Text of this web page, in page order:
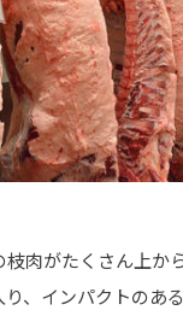
肉がたくさん上か
、インパクトのあ